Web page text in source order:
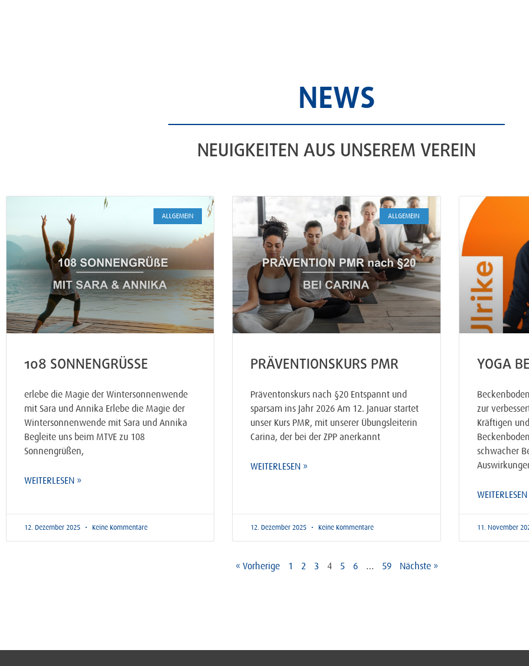
NEWS
NEUIGKEITEN AUS UNSEREM VEREIN
ALLGEMEIN
108 SONNENGRÜSSE
erlebe die Magie der Wintersonnenwende
mit Sara und Annika Erlebe die Magie der
Wintersonnenwende mit Sara und Annika
Begleite uns beim MTVE zu 108
Sonnengrüßen,
WEITERLESEN »
12. Dezember 2025 Keine Kommentare
ALLGEMEIN
PRÄVENTIONSKURS PMR
Präventonskurs nach §20 Entspannt und
sparsam ins Jahr 2026 Am 12. Januar startet
unser Kurs PMR, mit unserer Übungsleiterin
Carina, der bei der ZPP anerkannt
WEITERLESEN »
12. Dezember 2025 Keine Kommentare
YOGA
zur
Kräftigen
schwacher
11. November
« Vorherige 1 2 3 4 5 6 … 59 Nächste »